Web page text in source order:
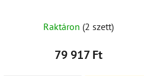
Raktáron (2 szett)
79 917 Ft